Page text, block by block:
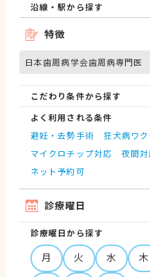
沿線・駅から探す
特徴
日本歯周病学会歯周病専門医
こだわり条件から探す
よく利用される条件
避妊・去勢手術
狂犬病ワ
マイクロチップ対応
夜間対
ネット予約可
診療曜日
診療曜日から探す
月 火 水 木